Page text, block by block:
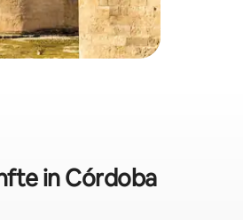
in Córdoba